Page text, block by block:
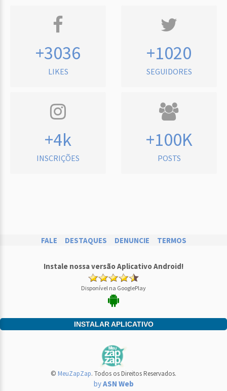
+3036
LIKES
+1020
SEGUIDORES
+4k
INSCRIÇÕES
+100K
POSTS
FALE DESTAQUES DENUNCIE TERMOS
Instale nossa versão Aplicativo Android!
Disponível na GooglePlay
INSTALAR APLICATIVO
© MeuZapZap. Todos os Direitos Reservados.
byASN Web